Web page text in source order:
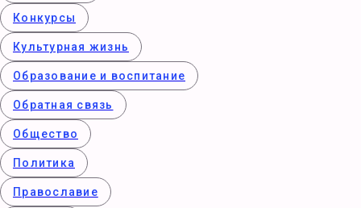
Конкурcы
Культурная жизнь
Образование и воспитание
Обратная связь
Общество
Политика
Православие